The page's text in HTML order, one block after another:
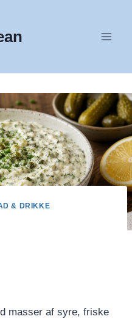
& DRIKKE
masser af syre, friske